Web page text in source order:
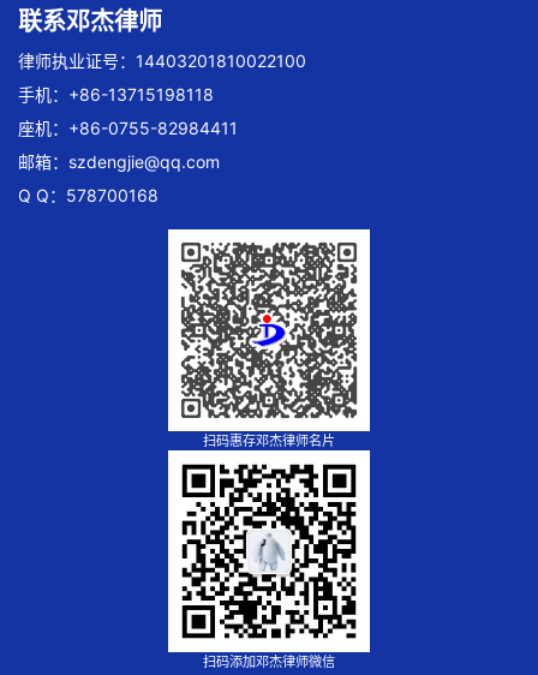
联系邓杰律师
律师执业证号：14403201810022100
手机：+86-13715198118
座机：+86-0755-82984411
邮箱： szdengjie@qq.com
Q Q：578700168
扫码惠存邓杰律师名片
扫码添加邓杰律师微信